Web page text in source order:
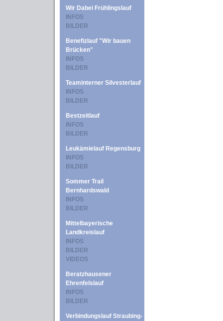
Wir Dabei Frühlingslauf
INFOS
BILDER
Benefizlauf "Wir bauen
Brücken"
INFOS
BILDER
Teaminterner Silvesterlauf
INFOS
BILDER
Bestzeitlauf
INFOS
BILDER
Leukämielauf Regensburg
INFOS
BILDER
Sommer Trail
Bernhardswald
INFOS
BILDER
Mittelbayerische
Landkreislauf
INFOS
BILDER
VIDEOS
Beratzhausener
Ehrenfelslauf
INFOS
BILDER
Verbindungslauf Straubing-